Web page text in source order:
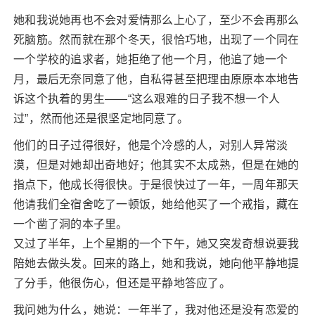
她和我说她再也不会对爱情那么上心了，至少不会再那么
死脑筋。然而就在那个冬天，很恰巧地，出现了一个同在
一个学校的追求者，她拒绝了他一个月，他追了她一个
月，最后无奈同意了他，自私得甚至把理由原原本本地告
诉这个执着的男生——“这么艰难的日子我不想一个人
过”，然而他还是很坚定地同意了。
他们的日子过得很好，他是个冷感的人，对别人异常淡
漠，但是对她却出奇地好；他其实不太成熟，但是在她的
指点下，他成长得很快。于是很快过了一年，一周年那天
他请我们全宿舍吃了一顿饭，她给他买了一个戒指，藏在
一个凿了洞的本子里。
又过了半年，上个星期的一个下午，她又突发奇想说要我
陪她去做头发。回来的路上，她和我说，她向他平静地提
了分手，他很伤心，但还是平静地答应了。
我问她为什么，她说：一年半了，我对他还是没有恋爱的